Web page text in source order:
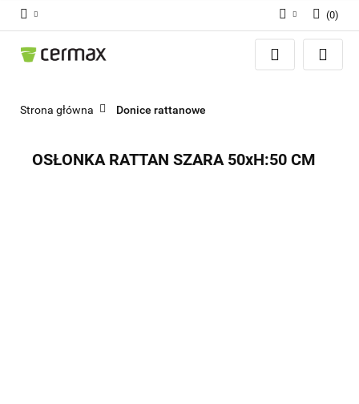
Zaloguj się
(0)
Strona główna Donice rattanowe
OSŁONKA RATTAN SZARA 50xH:50 CM